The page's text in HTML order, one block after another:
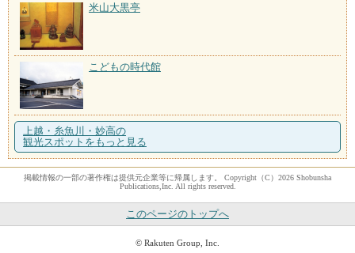
米山大黒亭
こどもの時代館
上越・糸魚川・妙高の
観光スポットをもっと見る
掲載情報の一部の著作権は提供元企業等に帰属します。 Copyright（C）2026 Shobunsha
Publications,Inc. All rights reserved.
このページのトップへ
© Rakuten Group, Inc.